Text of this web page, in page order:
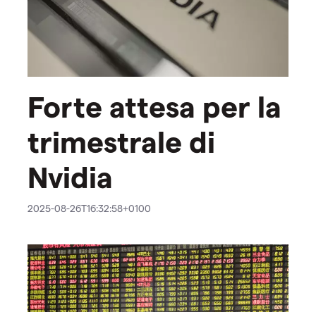
Forte attesa per la
trimestrale di
Nvidia
2025-08-26T16:32:58+0100